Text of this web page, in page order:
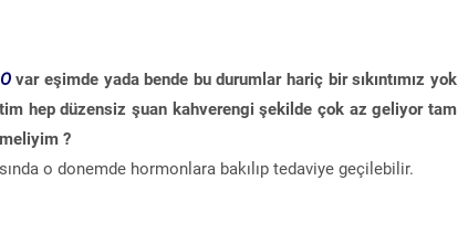
var eşimde yada bende bu durumlar hariç bir sıkıntımız yok
hep düzensiz şuan kahverengi şekilde çok az geliyor tam
?
o donemde hormonlara bakılıp tedaviye geçilebilir.